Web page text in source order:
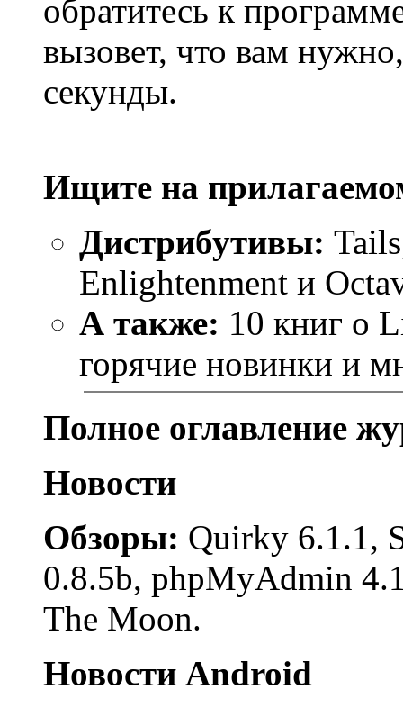
обратитесь к
вызовет, что вам
секунды.
Ищите на
Дистрибутивы:
Enlightenment и
А также: 10 книг о
горячие новинки и
Полное оглавление
Новости
Обзоры: Quirky 6.1.1,
0.8.5b, phpMyAdmin
The Moon.
Новости Android